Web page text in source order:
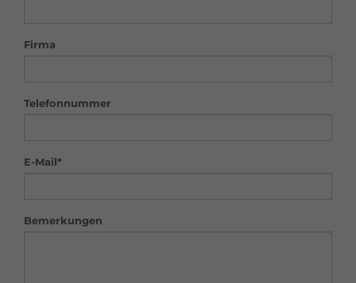
Firma
Telefonnummer
E-Mail*
Bemerkungen